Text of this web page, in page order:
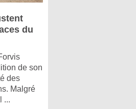
du
de son
des
Malgré
...